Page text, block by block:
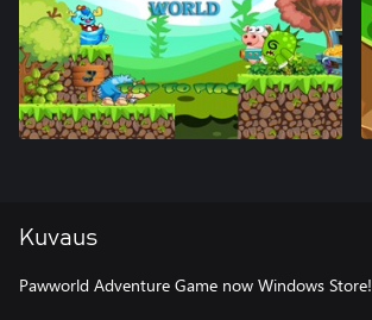
Kuvaus
Pawworld Adventure Game now Windows Store!